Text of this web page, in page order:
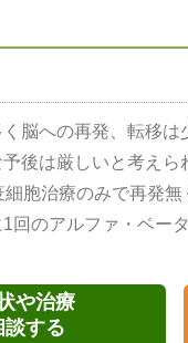
脳への再発、転移
後は厳しいと考え
胞治療のみで再発
回のアルファ・ベー
や治療
談する